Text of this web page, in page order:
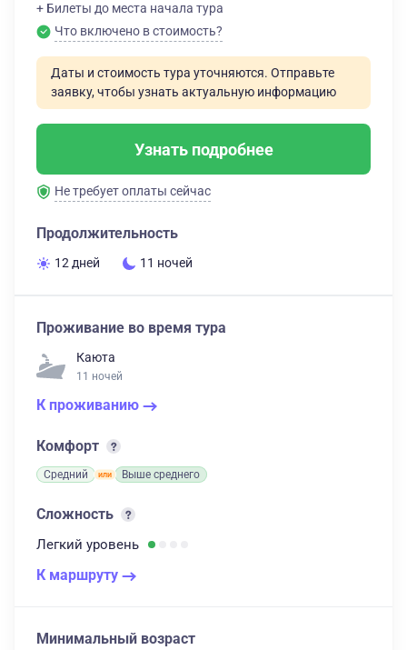
+ Билеты до места начала тура
Что включено в стоимость?
Даты и стоимость тура уточняются. Отправьте
заявку, чтобы узнать актуальную информацию
Узнать подробнее
Не требует оплаты сейчас
Продолжительность
12 дней 11 ночей
Проживание во время тура
Каюта
11 ночей
К проживанию
Комфорт
Средний Выше среднего
Сложность
Легкий уровень
К маршруту
Минимальный возраст